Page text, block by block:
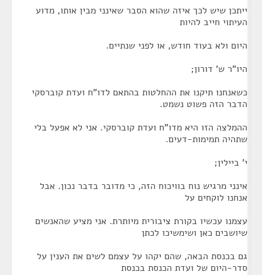
ייתכן שיש לכך איזה שהוא הסבר שאינני מבין אותו, מדוע
העיתוי חייב להיות
היום ולא בעוד חודש, או לפני שנתיים.
היו"ר ש' דורון;
כשאנחנו תיקנו את ההחלטות בהתאם לדו"ח ועדת קוברסקי
הדבר הזה פשוט נשמט.
ההמלצה הזו היא מדו"ח ועדת קוברסקי. אני לא אפעל בלי
שתהיה תמימות-דעים.
י' ביילין;
אינני מרגיש נוח בוויכוח הזה, כי מדובר בדבר נכון. אבל
אנחנו לוקחים על
עצמנו עכשיו בקורת ציבורית מיותרת. אני מציע שהאנשים
שיושבים כאן ושימשיכו לכתן
גם בכנסת הבאה, שהם יקהו על עצמם לשים את הענין על
סדר-היום של ועדת הכנסת בכנסת